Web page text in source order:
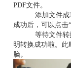
PDF文件。
添加文件成功
成功后，可以点击
等待文件转换
明转换成功啦。此
脑。